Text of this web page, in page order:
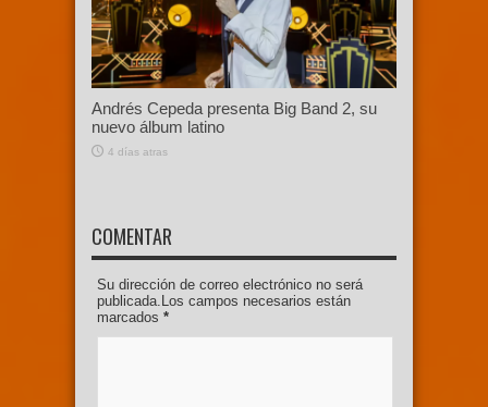
Andrés Cepeda presenta Big Band 2, su
nuevo álbum latino
4 días atras
COMENTAR
Su dirección de correo electrónico no será
publicada.Los campos necesarios están
marcados *